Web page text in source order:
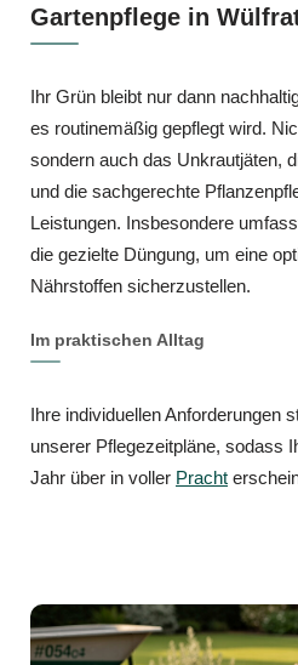
Gartenpflege in
Ihr Grün bleibt nur dann
es routinemäßig gepflegt wird.
sondern auch das Unkrautjäten,
und die sachgerechte
Leistungen. Insbesondere
die gezielte Düngung, um eine
Nährstoffen sicherzustellen.
Im praktischen Alltag
Ihre individuellen Anforderungen
unserer Pflegezeitpläne, sodass
Jahr über in voller Pracht